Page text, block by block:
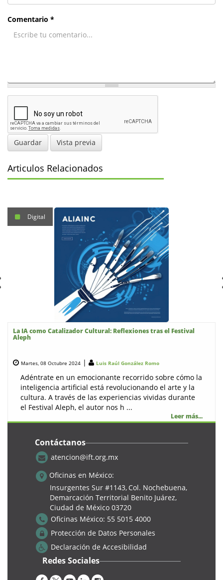
Comentario *
Guardar Vista previa
Articulos Relacionados
Digital
La IA como Catalizador Cultural: Reflexiones tras el Festival
Aleph
Martes, 08 Octubre 2024 | Luis Raúl González Romo
Adéntrate en un emocionante recorrido sobre cómo la
inteligencia artificial está revolucionando el arte y la
cultura. A través de las experiencias vividas durante
el Festival Aleph, el autor nos h ...
Leer más...
Contáctanos
atencion@ift.org.mx
Oficinas en México:
Insurgentes Sur #1143, Col. Nochebuena,
Demarcación Territorial Benito Juárez,
Ciudad de México 03720
Oficinas México: 55 5015 4000
Protección de Datos Personales
Declaración de Accesibilidad
Redes Sociales